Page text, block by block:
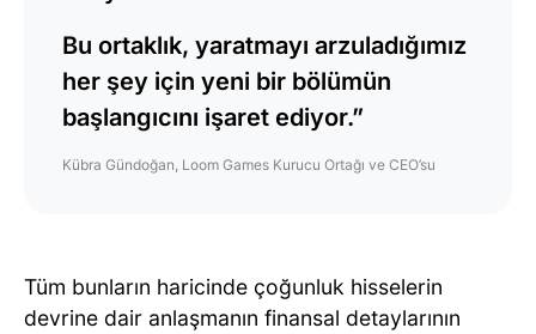
Bu ortaklık, yaratmayı arzuladığımız
her şey için yeni bir bölümün
başlangıcını işaret ediyor.”
Kübra Gündoğan, Loom Games Kurucu Ortağı ve CEO’su
Tüm bunların haricinde çoğunluk hisselerin
devrine dair anlaşmanın finansal detaylarının